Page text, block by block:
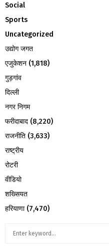
Social
Sports
Uncategorized
उद्योग जगत
एजुकेशन (1,818)
गुड़गांव
दिल्ली
नगर निगम
फरीदाबाद (8,220)
राजनीति (3,633)
राष्ट्रीय
रोटरी
वीडियो
शख्सियत
हरियाणा(7,470)